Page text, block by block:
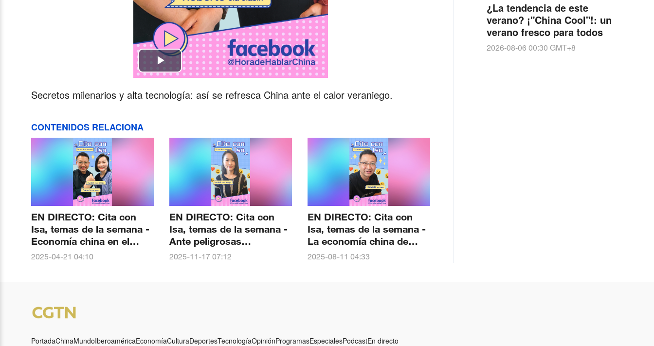
Play
Video
Secretos milenarios y alta tecnología: así se refresca China ante el calor veraniego.
CONTENIDOS RELACIONA
EN DIRECTO: Cita con
Isa, temas de la semana -
Economía china en el
primer trimestre
2025-04-21 04:10
EN DIRECTO: Cita con
Isa, temas de la semana -
Ante peligrosas
declaraciones de Sanae
2025-11-17 07:12
EN DIRECTO: Cita con
Isa, temas de la semana -
La economía china de
verano
2025-08-11 04:33
¿La tendencia de este
verano? ¡"China Cool"!: un
verano fresco para todos
2026-08-06 00:30 GMT+8
PortadaChinaMundoIberoaméricaEconomíaCulturaDeportesTecnologíaOpiniónProgramasEspecialesPodcastEn directo